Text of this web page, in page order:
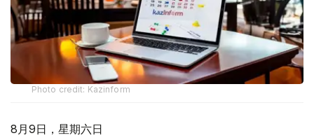
Photo credit: Kazinform
8月9日，星期六日